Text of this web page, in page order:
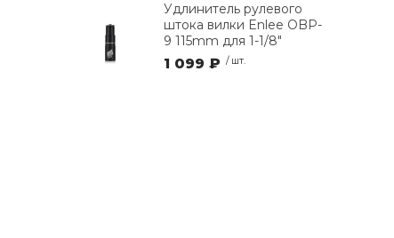
Удлинитель рулевого
штока вилки Enlee OBP-
9 115mm для 1-1/8"
1 099 ₽ / шт.